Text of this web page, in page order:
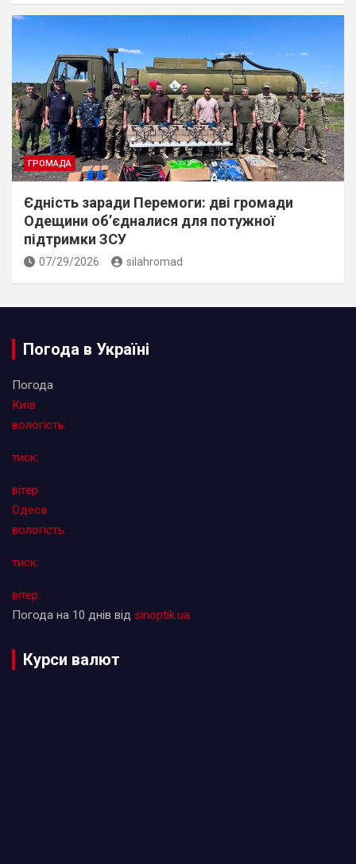
ГРОМАДА
Єдність заради Перемоги: дві громади
Одещини об’єдналися для потужної
підтримки ЗСУ
07/29/2026 silahromad
Погода в Україні
Погода
Київ
вологість:
тиск:
вітер:
Одеса
вологість:
тиск:
вітер:
Погода на 10 днів від sinoptik.ua
Курси валют